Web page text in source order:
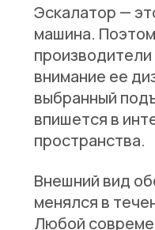
Эскалатор —
машина.
внимание ее
выбранный
впишется в
пространства.
Внешний вид
менялся в
Любой